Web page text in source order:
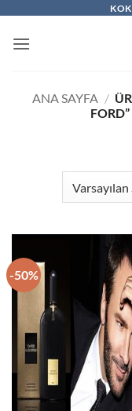
ANA SAYFA /
-50%